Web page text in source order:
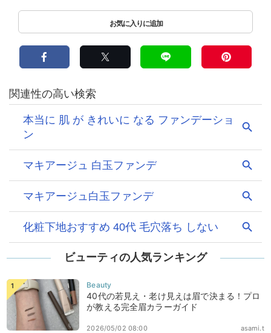
ビューティの人気ランキング
40代の若見え・老け見えは眉で決まる！プロ
が教える完全眉カラーガイド
asami.t
2026/05/02 08:00